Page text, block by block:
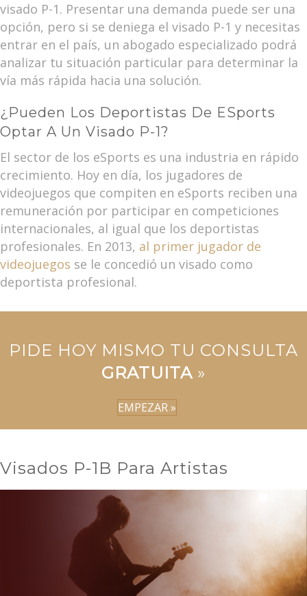
visado P-1. Presentar una demanda puede ser una
opción, pero si se deniega el visado P-1 y necesitas
entrar en el país, un abogado especializado podrá
analizar tu situación particular para determinar la
vía más rápida hacia una solución.
¿Pueden Los Deportistas De ESports
Optar A Un Visado P-1?
El sector de los eSports es una industria en rápido
crecimiento. Hoy en día, los jugadores de
videojuegos que compiten en eSports reciben una
remuneración por participar en competiciones
internacionales, al igual que los deportistas
profesionales. En 2013, al primer jugador de
videojuegos se le concedió un visado como
deportista profesional.
PIDE HOY MISMO TU CONSULTA
GRATUITA »
EMPEZAR »
Visados P-1B Para Artistas